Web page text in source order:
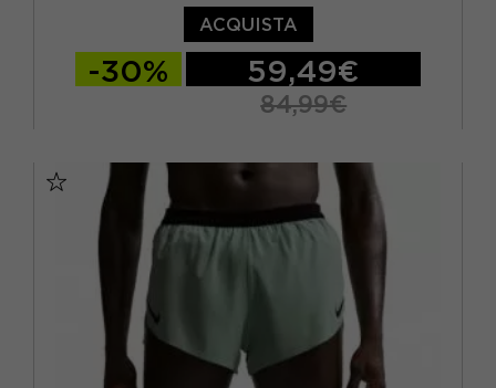
ACQUISTA
-30% 59,49€
84,99€